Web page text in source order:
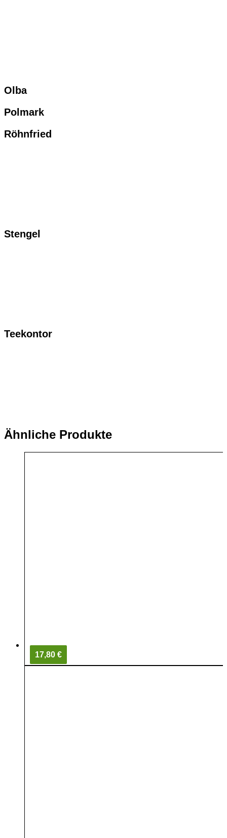
Olba
Polmark
Röhnfried
Stengel
Teekontor
Ähnliche Produkte
17,80 €